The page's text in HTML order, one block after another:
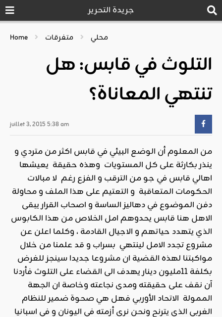
جريدة التحرير
Home محلي متفرقات
التلوث في قابس: هل
تنتهي المعاناة؟
juillet 3, 2015 5:38 am
من المعلوم أن الوضع البيئي في قابس اكثر من متردي و
ينذر بكارثة على كل المستويات وهذه حقيقة يعيشها
اهالي قابس في جو من الترقب و الفزع رغم لا مبالات
الحكومات المتعاقبة و التعتيم على هذا الملف و محاولة
دفن الموضوع في دهاليز الساسة و اصحاب القرار يبقى
الاهل هنا قابس يحدوهم امل الخلاص من هذا الكابوس
الذي يتهدد حياتهم و الاجيال القادمة ، وكلما اعلن عن
مشروع تجدد الامل لينتهي بسراب و قد علمنا من خلال
مواكبتنا لهذه القضية ان مشروعا جديدا سينجز للغرض
بكلفة 11مليون دينار يهدف الى القضاء على التلوث فأردنا
آن نقف على حقيقته ومدى نجاعته وخاصة ان الجهة
الممولة الاتحاد الأوربي فهل هي صحوة ضمير للنظام
الغربي الذي يترنح ونحن نرى أزمته في اليونان و في اسبانيا